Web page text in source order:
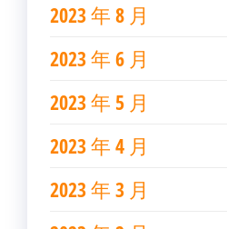
2023 年 8 月
2023 年 6 月
2023 年 5 月
2023 年 4 月
2023 年 3 月